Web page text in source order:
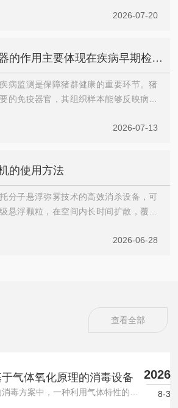
值。猪扁桃体位于口咽部两侧，表面覆
分子材料制成，表面带有微纹理或凹槽
组织的接触面积。操作时，操作者将取
部，采样头对准扁桃体表面。通...
2026-07-20
作用主要体现在疾病早期检测等方面
病监测是保障猪群健康的重要环节。猪
的免疫器官，其组织样本能够反映病原
咽部获取扁桃体组织样本。这种工具的
现在疾病早期检测方面。许多猪只传染
合征、猪圆环病毒病等，病原体常通常
过定期取样检测，养殖场可以在猪...
2026-07-13
的使用方法
分子悬浮弥雾技术的高效消杀设备，可
悬浮颗粒，在空间内长时间扩散，覆盖
弥雾分子消毒机的优势：‌弥雾分子可随
。操作流程：密闭消杀...
2026-06-28
查看全部
气体氧化原理的消毒设备
在家庭与办公环境的消毒方案中，一种利用气体特性的设备逐渐进入公众视野。它通过释放特定气体实现杀菌消毒，其工作原理与化学特性密切相关。臭氧消毒机的核心在于产生臭氧。臭氧由三个氧原子组成，化学性质比普通氧气活跃。设备内部通过高压电离或紫外线照射方式，将空气中的氧气转化为臭氧。具体而言，高压电离法利用电极间的高压电场，使氧气分子分解为氧原子，随后氧原子与氧气结合形成臭氧;紫外线法则使用特定波长的紫外光照射氧气，同样促成臭氧生成。臭氧的消毒能力源于其强氧化性。当臭氧接触微生物时，会破...
2026
8-3